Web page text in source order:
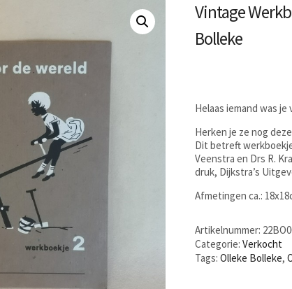
Vintage
Bolleke
Helaas iemand was
Herken je ze nog
Dit betreft
Veenstra en Drs R.
druk, Dijkstra’s
Afmetingen ca.:
Artikelnummer:
Categorie:Verkocht
Tags:Olleke Bolleke,